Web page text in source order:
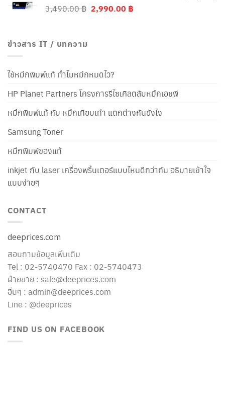
3,490.00฿ Original
2,990.00 ฿Current
ข่าวสาร IT / บทความ
ใช้หมึกพิมพ์แท้ ทำไมหมึกหมดไว?
HP Planet Partners โครงการรีไซเคิลตลับหมึกเอชพี
หมึกพิมพ์แท้ กับ หมึกเทียบเท่า แตกต่างกันยังไง
Samsung Toner
หมึกพิมพ์ของแท้
inkjet กับ laser เครื่องพริ้นเตอร์แบบไหนดีกว่ากัน อธิบายเข้าใจ
แบบง่ายๆ
CONTACT
deeprices.com
สอบถามข้อมูลเพิ่มเติม
Tel : 02-5740470 Fax : 02-5740473
ฝ่ายขาย : sale@deeprices.com
อื่นๆ : admin@deeprices.com
Line : @deeprices
FIND US ON FACEBOOK